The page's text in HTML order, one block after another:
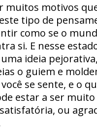
muitos motivos
tipo de
como se o
si. E nesse
ideia
o guiem e
se sente, e o
estar a ser
ou